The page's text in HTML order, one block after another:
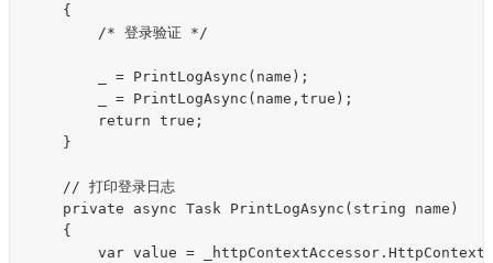
    {
        /* 登录验证 */
        _ = PrintLogAsync(name);
        _ = PrintLogAsync(name,true);
        return true;
    }
    // 打印登录日志
    private async Task PrintLogAsync(string name)
    {
var value =